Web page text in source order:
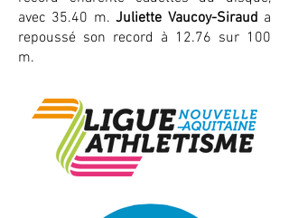
avec 35.40 m.Juliette Vaucoy-Siraud a
repoussé son record à 12.76 sur 100
m.